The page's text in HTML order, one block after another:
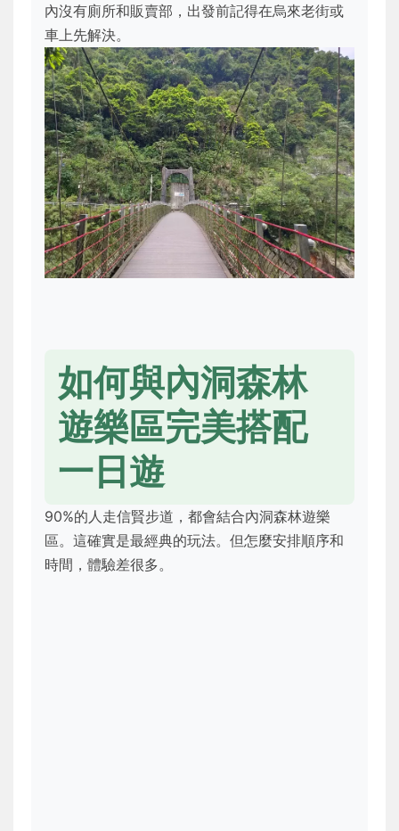
內沒有廁所和販賣部，出發前記得在烏來老街或
車上先解決。
如何與內洞森林
遊樂區完美搭配
一日遊
90%的人走信賢步道，都會結合內洞森林遊樂
區。這確實是最經典的玩法。但怎麼安排順序和
時間，體驗差很多。